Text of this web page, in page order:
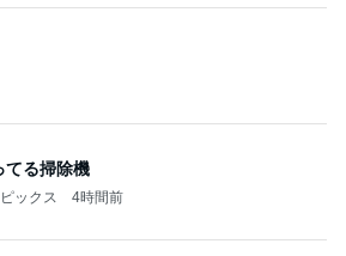
ートが楽になった購入品
ックス 16時間前